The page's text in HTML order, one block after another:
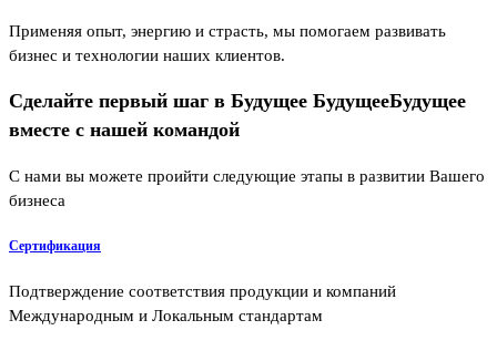
Применяя опыт, энергию и страсть, мы помогаем развивать
бизнес и технологии наших клиентов.
Сделайте первый шаг в Будущее БудущееБудущее
вместе с нашей командой
С нами вы можете проийти следующие этапы в развитии Вашего
бизнеса
Сертификация
Подтверждение соответствия продукции и компаний
Международным и Локальным стандартам